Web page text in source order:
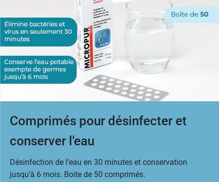
Comprimés pour désinfecter et
conserver l'eau
Désinfection de l’eau en 30 minutes et conservation
jusqu’à 6 mois. Boite de 50 comprimés.